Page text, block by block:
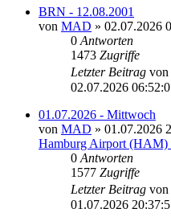
BRN - 12.08.2001
von MAD » 02.07.2026
0 Antworten
1473 Zugriffe
Letzter Beitrag von
02.07.2026
01.07.2026 - Mittwoch
von MAD » 01.07.2026
Hamburg Airport
0 Antworten
1577 Zugriffe
Letzter Beitrag von
01.07.2026